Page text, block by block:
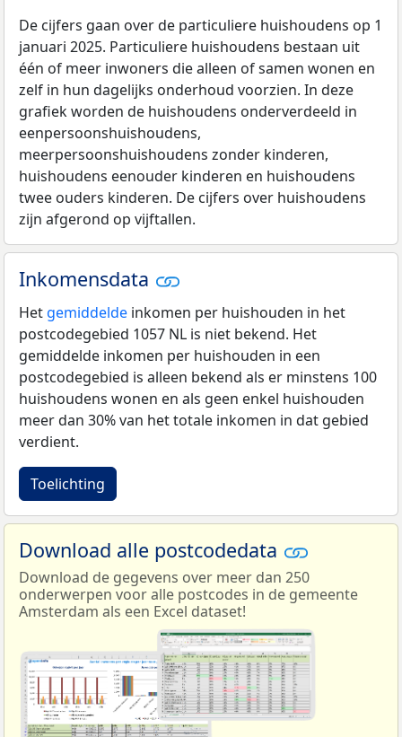
De cijfers gaan over de particuliere huishoudens op 1
januari 2025. Particuliere huishoudens bestaan uit
één of meer inwoners die alleen of samen wonen en
zelf in hun dagelijks onderhoud voorzien. In deze
grafiek worden de huishoudens onderverdeeld in
eenpersoonshuishoudens,
meerpersoonshuishoudens zonder kinderen,
huishoudens eenouder kinderen en huishoudens
twee ouders kinderen. De cijfers over huishoudens
zijn afgerond op vijftallen.
Inkomensdata
Het gemiddelde inkomen per huishouden in het
postcodegebied 1057 NL is niet bekend. Het
gemiddelde inkomen per huishouden in een
postcodegebied is alleen bekend als er minstens 100
huishoudens wonen en als geen enkel huishouden
meer dan 30% van het totale inkomen in dat gebied
verdient.
Toelichting
Download alle postcodedata
Download de gegevens over meer dan 250
onderwerpen voor alle postcodes in de gemeente
Amsterdam als een Excel dataset!